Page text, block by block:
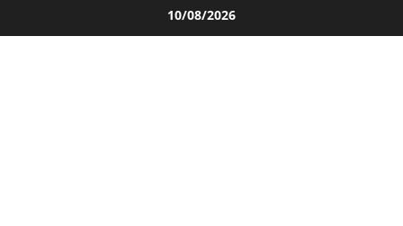
al
10/08/2026